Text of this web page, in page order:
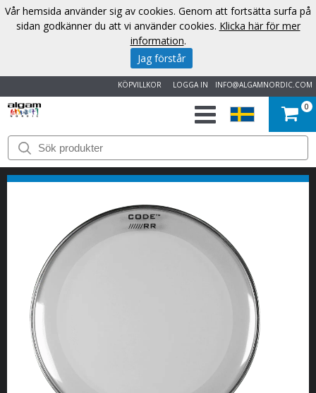
INFO@ALGAMNORDIC.COM
LOGGA IN
KÖPVILLKOR
START
VARUMÄRKEN
NYHETER
OM
0
Vår hemsida använder sig av cookies. Genom att fortsätta surfa på
sidan godkänner du att vi använder cookies. Klicka här för mer
information.
Jag förstår